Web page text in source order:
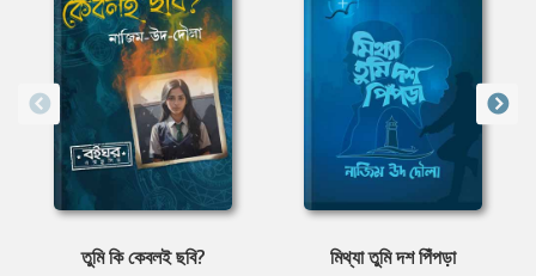
তুমি কি কেবলই ছবি? মিথ্যা তুমি দশ পিঁপড়া